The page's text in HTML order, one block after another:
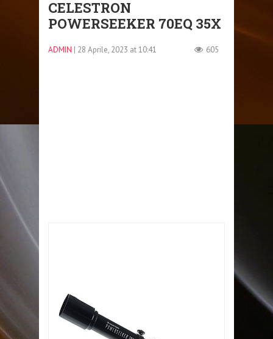
CELESTRON
POWERSEEKER 70EQ 35X
ADMIN | 28 Aprile, 2023 at 10:41 605